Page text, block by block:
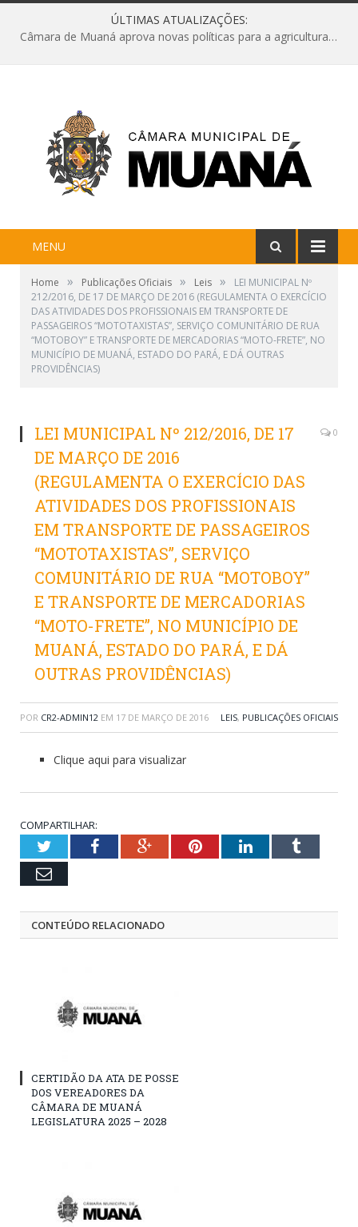
ÚLTIMAS ATUALIZAÇÕES:
Câmara de Muaná aprova novas políticas para a agricultura e solicita reforma da Ponte do Reduto
MENU
Home » Publicações Oficiais » Leis »
LEI MUNICIPAL Nº
212/2016, DE 17 DE MARÇO DE 2016 (REGULAMENTA O EXERCÍCIO
DAS ATIVIDADES DOS PROFISSIONAIS EM TRANSPORTE DE
PASSAGEIROS “MOTOTAXISTAS”, SERVIÇO COMUNITÁRIO DE RUA
“MOTOBOY” E TRANSPORTE DE MERCADORIAS “MOTO-FRETE”, NO
MUNICÍPIO DE MUANÁ, ESTADO DO PARÁ, E DÁ OUTRAS
PROVIDÊNCIAS)
LEI MUNICIPAL Nº 212/2016, DE 17
DE MARÇO DE 2016
(REGULAMENTA O EXERCÍCIO DAS
ATIVIDADES DOS PROFISSIONAIS
EM TRANSPORTE DE PASSAGEIROS
“MOTOTAXISTAS”, SERVIÇO
COMUNITÁRIO DE RUA “MOTOBOY”
E TRANSPORTE DE MERCADORIAS
“MOTO-FRETE”, NO MUNICÍPIO DE
MUANÁ, ESTADO DO PARÁ, E DÁ
OUTRAS PROVIDÊNCIAS)
0
POR CR2-ADMIN12 EM 17 DE MARÇO DE 2016 LEIS, PUBLICAÇÕES OFICIAIS
Clique aqui para visualizar
COMPARTILHAR:
TwitterFacebookGoogle+PinterestLinkedInTumblr
Email
CONTEÚDO RELACIONADO
CERTIDÃO DA ATA DE POSSE
DOS VEREADORES DA
CÂMARA DE MUANÁ
LEGISLATURA 2025 – 2028